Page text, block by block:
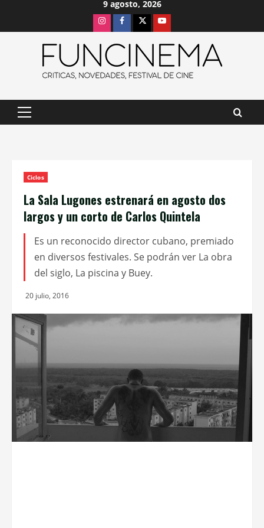
9 agosto, 2026
InstagramFacebook
X Youtube
Menú
Ciclos
La Sala Lugones estrenará en agosto dos
largos y un corto de Carlos Quintela
Es un reconocido director cubano, premiado
en diversos festivales. Se podrán ver La obra
del siglo, La piscina y Buey.
20 julio, 2016